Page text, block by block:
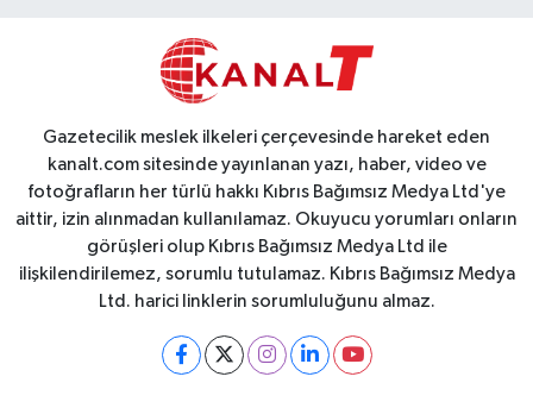
Gazetecilik meslek ilkeleri çerçevesinde hareket eden
kanalt.com sitesinde yayınlanan yazı, haber, video ve
fotoğrafların her türlü hakkı Kıbrıs Bağımsız Medya Ltd'ye
aittir, izin alınmadan kullanılamaz. Okuyucu yorumları onların
görüşleri olup Kıbrıs Bağımsız Medya Ltd ile
ilişkilendirilemez, sorumlu tutulamaz. Kıbrıs Bağımsız Medya
Ltd. harici linklerin sorumluluğunu almaz.